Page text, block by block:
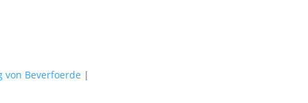
von Beverfoerde |